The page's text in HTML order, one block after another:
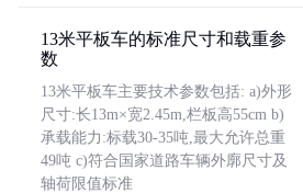
13米平板车的标准尺寸和载重参
数
13米平板车主要技术参数包括: a)外形
尺寸:长13m×宽2.45m,栏板高55cm b)
承载能力:标载30-35吨,最大允许总重
49吨 c)符合国家道路车辆外廓尺寸及
轴荷限值标准